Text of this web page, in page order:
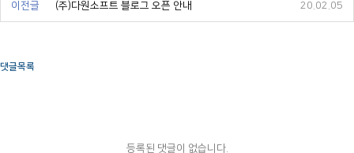
이전글 (주)다원소프트 블로그 오픈 안내 20.02.05
댓글목록
등록된 댓글이 없습니다.